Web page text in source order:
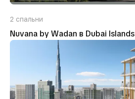
2 спальни
Nuvana by Wadan в Dubai Islands